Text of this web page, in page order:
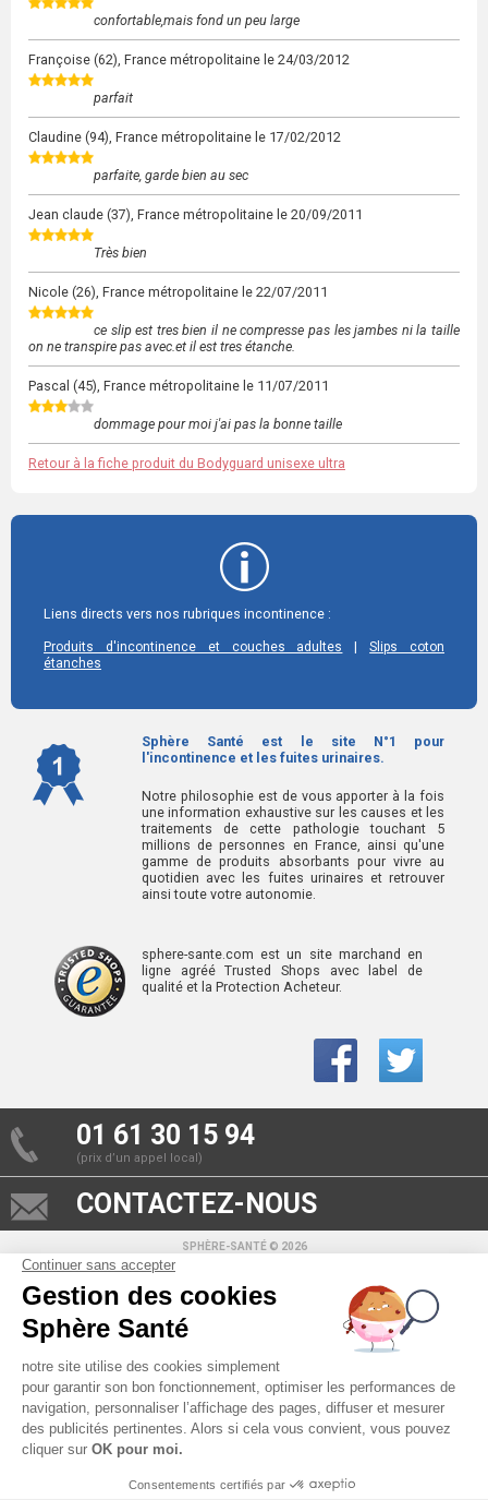
confortable,mais fond un peu large
Françoise (62), France métropolitaine le 24/03/2012
parfait
Claudine (94), France métropolitaine le 17/02/2012
parfaite, garde bien au sec
Jean claude (37), France métropolitaine le 20/09/2011
Très bien
Nicole (26), France métropolitaine le 22/07/2011
ce slip est tres bien il ne compresse pas les jambes ni la taille
on ne transpire pas avec.et il est tres étanche.
Pascal (45), France métropolitaine le 11/07/2011
dommage pour moi j'ai pas la bonne taille
Retour à la fiche produit du Bodyguard unisexe ultra
Liens directs vers nos rubriques incontinence :
Produits d'incontinence et couches adultes |Slips coton
étanches
Sphère Santé est le site N°1 pour
l'incontinence et les fuites urinaires.
Notre philosophie est de vous apporter à la fois
une information exhaustive sur les causes et les
traitements de cette pathologie touchant 5
millions de personnes en France, ainsi qu'une
gamme de produits absorbants pour vivre au
quotidien avec les fuites urinaires et retrouver
ainsi toute votre autonomie.
sphere-sante.com est un site marchand en
ligne agréé Trusted Shops avec label de
qualité et la Protection Acheteur.
01 61 30 15 94
(prix d’un appel local)
CONTACTEZ-NOUS
SPHÈRE-SANTÉ © 2026